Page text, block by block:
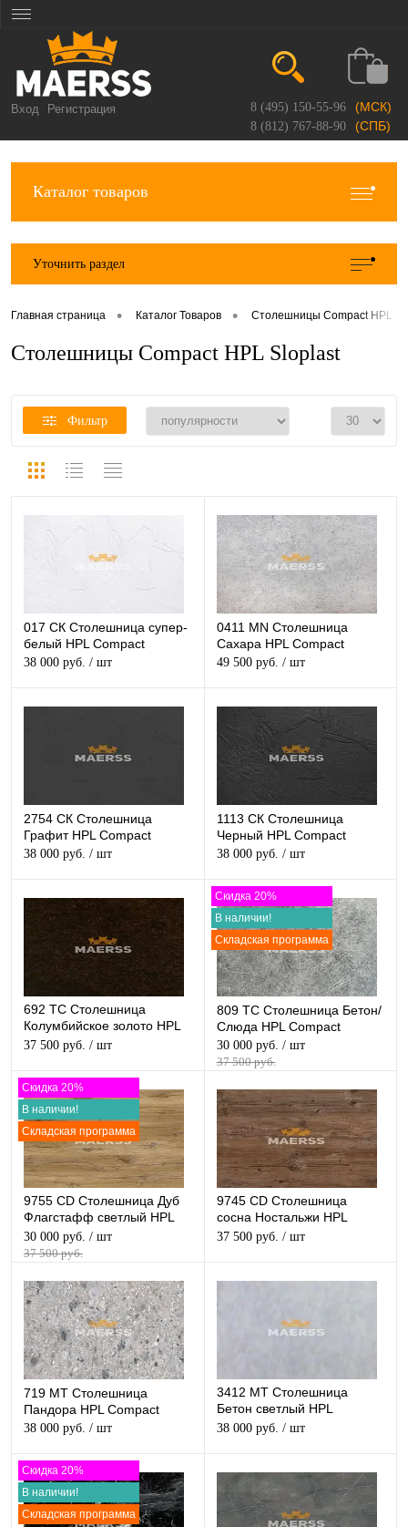
Вход Регистрация 8 (495) 150-55-96 (МСК)
8 (812) 767-88-90 (СПБ)
Каталог товаров
Уточнить раздел
Главная страница • Каталог Товаров • Столешницы Compact HPL
Столешницы Compact HPL Sloplast
Фильтр
017 CК Столешница супер-
белый HPL Compact
38 000 руб. / шт
0411 MN Столешница
Сахара HPL Compact
49 500 руб. / шт
2754 СК Столешница
Графит HPL Compact
38 000 руб. / шт
1113 СК Столешница
Черный HPL Compact
38 000 руб. / шт
692 ТС Столешница
Колумбийское золото HPL
Compact
37 500 руб. / шт
Скидка 20%
В наличии!
Складская программа
809 ТС Столешница Бетон/
Слюда HPL Compact
30 000 руб. / шт
37 500 руб.
Скидка 20%
В наличии!
Складская программа
9755 CD Столешница Дуб
Флагстафф светлый HPL
Compact
30 000 руб. / шт
37 500 руб.
9745 CD Столешница
сосна Ностальжи HPL
Compact
37 500 руб. / шт
719 МТ Столешница
Пандора HPL Compact
38 000 руб. / шт
3412 МТ Столешница
Бетон светлый HPL
Compact
38 000 руб. / шт
Скидка 20%
В наличии!
Складская программа